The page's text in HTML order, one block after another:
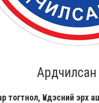
тогтнол, Үндэсний эрх